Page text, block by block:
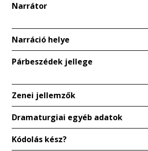
Narrátor
Narráció helye
Párbeszédek jellege
Zenei jellemzők
Dramaturgiai egyéb adatok
Kódolás kész?